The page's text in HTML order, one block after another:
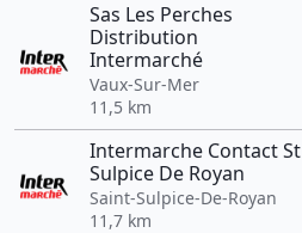
Sas Les Perches
Distribution
Intermarché
Vaux-Sur-Mer
11,5 km
Intermarche Contact St
Sulpice De Royan
Saint-Sulpice-De-Royan
11,7 km